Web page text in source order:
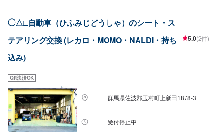
追求し、全てのお客様からも頼みやすい、と言っていただける自動車整備工
オファーにてお問い合わせ【2】お見積り【3】お見積りにご納得いただけれ
いたします。車種や状態により納期が前後する場合がございます。予め、ご
料代は、お客様負担となっております。予め、ご了承ください。◯パーツ持
ち込みについて◯パーツの持ち込み可能です。オファーの際に持ち込みパー
ツの詳細をご入力ください。【定休日・営業時間】定休日：日曜日、祝日営
業時間：9:00~18:00
◯△□自動車（ひふみじどうしゃ）のシート・ス
テアリング交換 (レカロ・MOMO・NALDI・持ち
込み)
5.0(2件)
QR決済OK
群馬県佐波郡玉村町上新田1878-3
受付停止中